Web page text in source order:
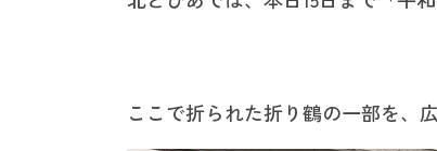
ここで折られた折り鶴の一部を、